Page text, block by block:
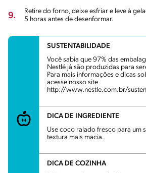
9.
Retire do forno, deixe esfriar e leve à
5 horas antes de desenformar.
SUSTENTABILIDADE
Você sabia que 97% das
Nestlé já são produzidas para
Para mais informações e dicas
acesse nosso site
http://www.nestle.com.br/
DICA DE INGREDIENTE
Use coco ralado fresco para um
textura mais macia.
DICA DE COZINHA